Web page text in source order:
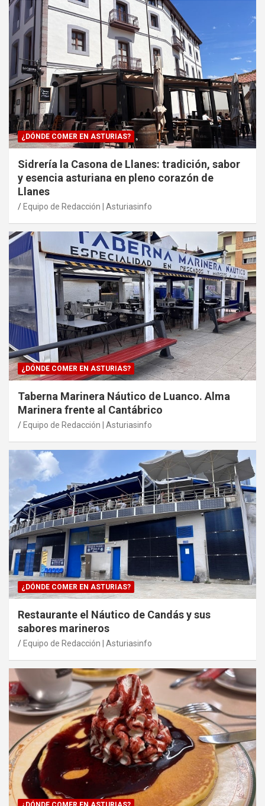
¿DÓNDE COMER EN ASTURIAS?
Sidrería la Casona de Llanes: tradición, sabor
y esencia asturiana en pleno corazón de
Llanes
Equipo de Redacción | Asturiasinfo
¿DÓNDE COMER EN ASTURIAS?
Taberna Marinera Náutico de Luanco. Alma
Marinera frente al Cantábrico
Equipo de Redacción | Asturiasinfo
¿DÓNDE COMER EN ASTURIAS?
Restaurante el Náutico de Candás y sus
sabores marineros
Equipo de Redacción | Asturiasinfo